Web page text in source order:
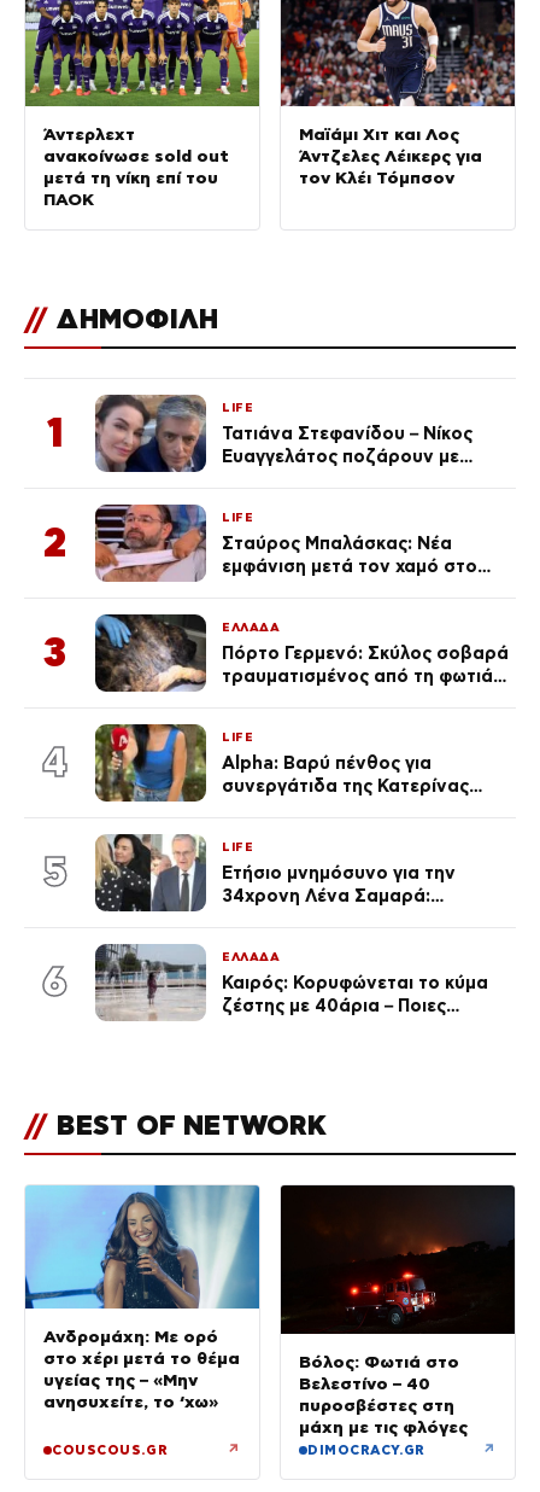
Άντερλεχτ
ανακοίνωσε sold out
μετά τη νίκη επί του
ΠΑΟΚ
Μαϊάμι Χιτ και Λος
Άντζελες Λέικερς για
τον Κλέι Τόμπσον
// ΔΗΜΟΦΙΛΗ
1
LIFE
Τατιάνα Στεφανίδου – Νίκος
Ευαγγελάτος ποζάρουν με
2
LIFE
Σταύρος Μπαλάσκας: Νέα
εμφάνιση μετά τον χαμό στο
3
ΕΛΛΑΔΑ
Πόρτο Γερμενό: Σκύλος σοβαρά
τραυματισμένος από τη φωτιά
4
LIFE
Alpha: Βαρύ πένθος για
συνεργάτιδα της Κατερίνας
του Θεού»
5
LIFE
Ετήσιο μνημόσυνο για την
34χρονη Λένα Σαμαρά:
6
ΕΛΛΑΔΑ
Καιρός: Κορυφώνεται το κύμα
ζέστης με 40άρια – Ποιες
// BEST OF NETWORK
Ανδρομάχη: Με ορό
στο χέρι μετά το θέμα
υγείας της – «Μην
ανησυχείτε, το ‘χω»
COUSCOUS.GR ↗
Βόλος: Φωτιά στο
Βελεστίνο – 40
πυροσβέστες στη
μάχη με τις φλόγες
DIMOCRACY.GR ↗